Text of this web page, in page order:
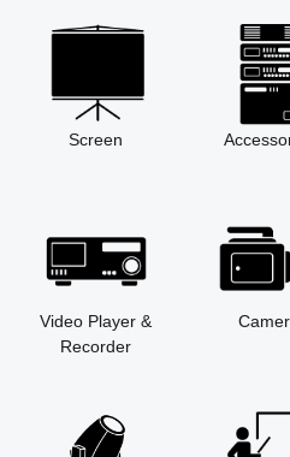
Screen
Video Player &
Recorder